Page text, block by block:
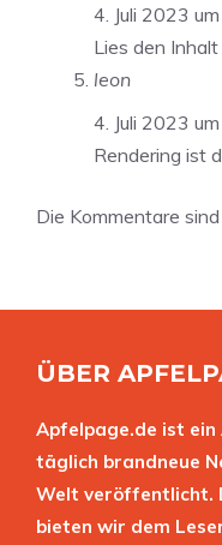
4. Juli 2023
Lies den Inhalt
leon
4. Juli 2023
Rendering ist
Die Kommentare
ÜBER
Apfelpage.de ist ein
täglich brandneue
Welt veröffentlicht.
bieten wir dem